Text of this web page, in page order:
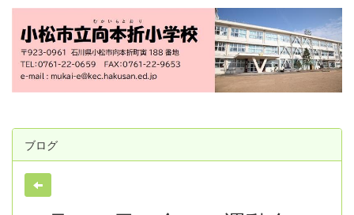
ブログ